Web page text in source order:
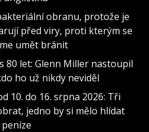
obranu, protože je
před viry, proti kterým se
umět bránit
80 let: Glenn Miller nastoupil
ho už nikdy neviděl
10. do 16. srpna 2026: Tři
jedno by si mělo hlídat
peníze